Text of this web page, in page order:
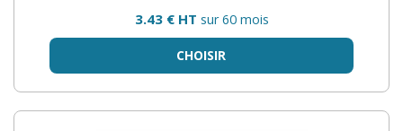
3.43 € HT sur 60 mois
CHOISIR